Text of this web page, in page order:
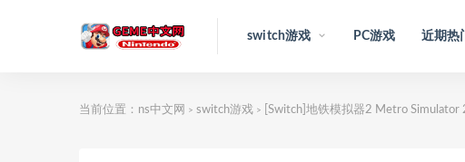
switch游戏 PC游戏 近期热
当前位置： ns中文网 > switch游戏 > [Switch]地铁模拟器2 Metro Simulator